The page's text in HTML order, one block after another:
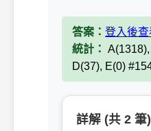
答案： 登入後查
統計：
D(37), E(0)
詳解 (共 2 筆)